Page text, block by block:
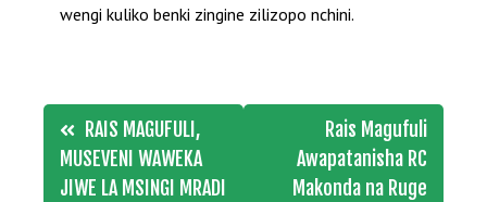
wengi kuliko benki zingine zilizopo nchini.
Post
navigation
RAIS MAGUFULI,
MUSEVENI WAWEKA
JIWE LA MSINGI MRADI
Rais Magufuli
Awapatanisha RC
Makonda na Ruge